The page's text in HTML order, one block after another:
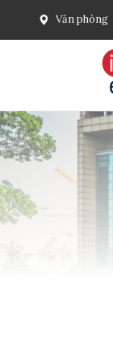
Văn phòng
url('/'), ], [
=> url()-